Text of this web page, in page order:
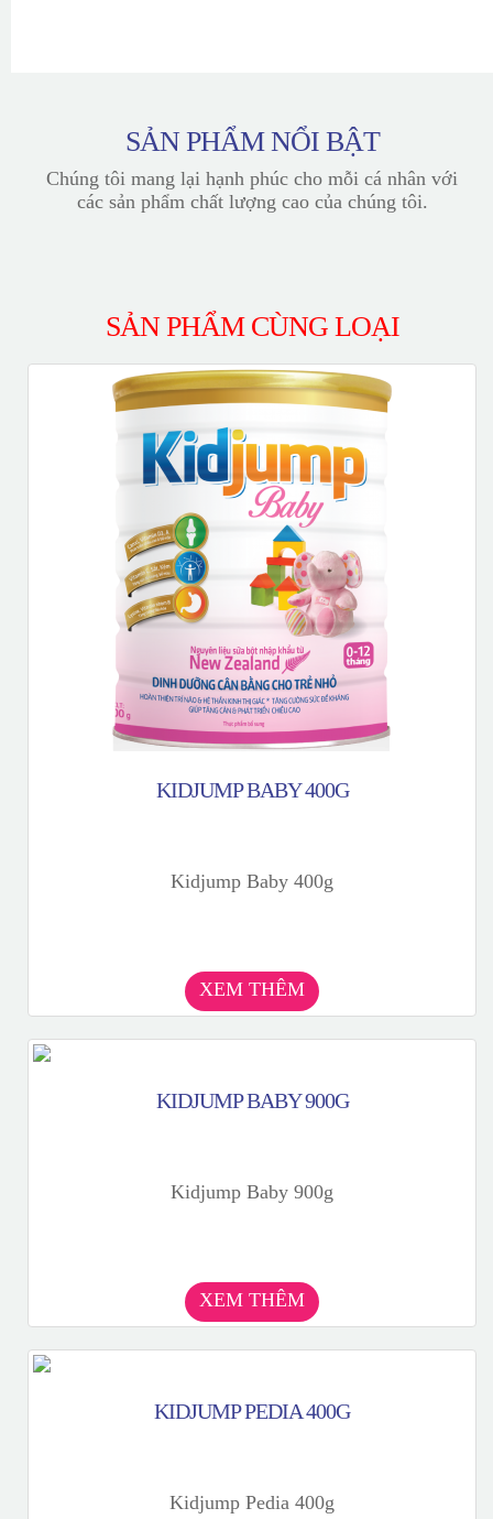
SẢN PHẨM NỔI BẬT
Chúng tôi mang lại hạnh phúc cho mỗi cá nhân với
các sản phẩm chất lượng cao của chúng tôi.
SẢN PHẨM CÙNG LOẠI
KIDJUMP BABY 400G
Kidjump Baby 400g
XEM THÊM
KIDJUMP BABY 900G
Kidjump Baby 900g
XEM THÊM
KIDJUMP PEDIA 400G
Kidjump Pedia 400g